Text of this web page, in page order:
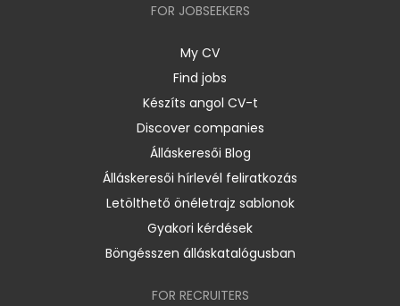
FOR JOBSEEKERS
My CV
Find jobs
Készíts angol CV-t
Discover companies
Álláskeresői Blog
Álláskeresői hírlevél feliratkozás
Letölthető önéletrajz sablonok
Gyakori kérdések
Böngésszen álláskatalógusban
FOR RECRUITERS